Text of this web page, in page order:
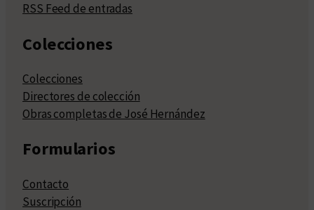
RSS Feed de entradas
Colecciones
Colecciones
Directores de colección
Obras completas de José Hernández
Formularios
Contacto
Suscripción